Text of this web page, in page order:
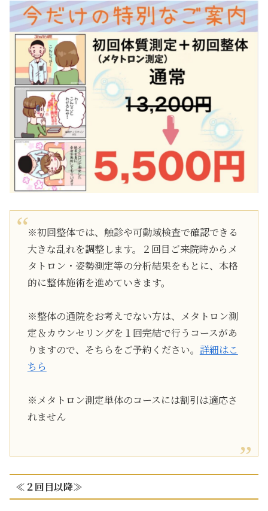
※初回整体では、触診や可動域検査で確認できる
大きな乱れを調整します。２回目ご来院時からメ
タトロン・姿勢測定等の分析結果をもとに、本格
的に整体施術を進めていきます。
※整体の通院をお考えでない方は、メタトロン測
定＆カウンセリングを１回完結で行うコースがあ
りますので、そちらをご予約ください。 詳細はこ
ちら
※メタトロン測定単体のコースには割引は適応さ
れません
≪２回目以降≫